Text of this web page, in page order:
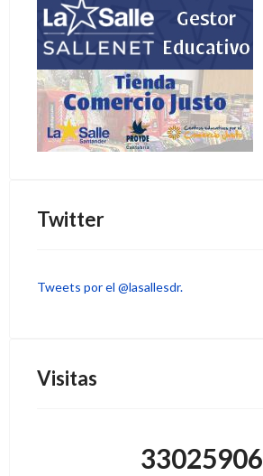
Twitter
Tweets por el @lasallesdr.
Visitas
33025906